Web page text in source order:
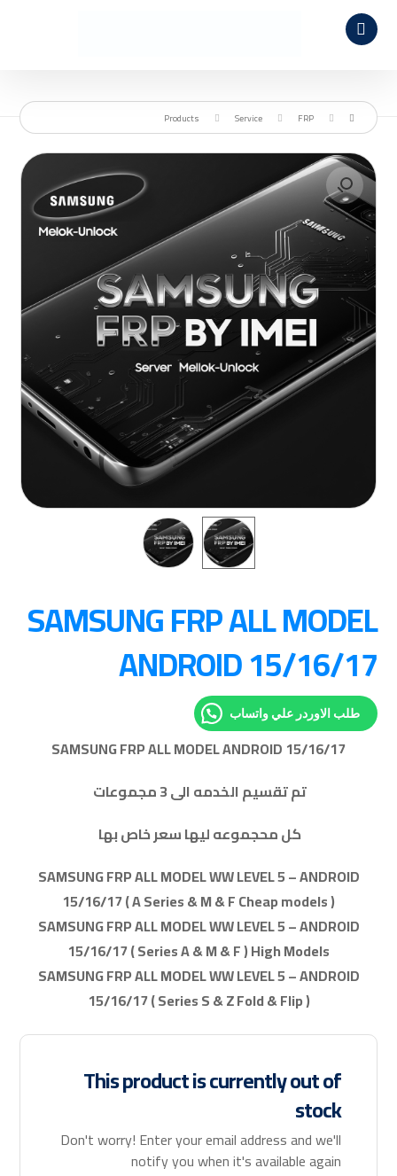
Products Service FRP
SAMSUNG FRP ALL MODEL
ANDROID 15/16/17
طلب الاوردر علي واتساب
SAMSUNG FRP ALL MODEL ANDROID 15/16/17
تم تقسيم الخدمه الى 3 مجموعات
كل محجموعه ليها سعر خاص بها
SAMSUNG FRP ALL MODEL WW LEVEL 5 – ANDROID
15/16/17 ( A Series & M & F Cheap models )
SAMSUNG FRP ALL MODEL WW LEVEL 5 – ANDROID
15/16/17 ( Series A & M & F ) High Models
SAMSUNG FRP ALL MODEL WW LEVEL 5 – ANDROID
15/16/17 ( Series S & Z Fold & Flip )
This product is currently out of
stock
Don't worry! Enter your email address and we'll
notify you when it's available again